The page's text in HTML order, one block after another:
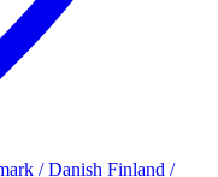
/ Danish Finland /